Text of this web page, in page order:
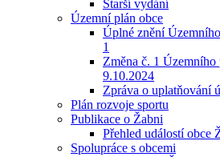
Starší vydání
Územní plán obce
Úplné znění
1
Změna č. 1
9.10.2024
Zpráva o uplatňování
Plán rozvoje sportu
Publikace o Žabni
Přehled událostí obce
Spolupráce s obcemi